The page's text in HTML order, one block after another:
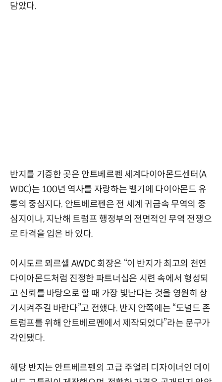
담았다.
반지를 기증한 곳은 안트베르펜 세계다이아몬드센터(A
WDC)는 100년 역사를 자랑하는 벨기에 다이아몬드 유
통의 중심지다. 안트베르펜은 전 세계 귀금속 무역의 중
심지이나, 지난해 트럼프 행정부의 전면적인 무역 전쟁으
로 타격을 입은 바 있다.
이시도르 뫼르셀 AWDC 회장은 “이 반지가 최고의 천연
다이아몬드처럼 진정한 파트너십은 시련 속에서 형성되
고 신뢰를 바탕으로 할 때 가장 빛난다는 것을 영원히 상
기시켜주길 바란다”고 전했다. 반지 안쪽에는 “도널드 존
트럼프를 위해 안트베르펜에서 제작되었다”라는 문구가
각인됐다.
해당 반지는 안트베르펜의 고급 주얼리 디자이너인 데이